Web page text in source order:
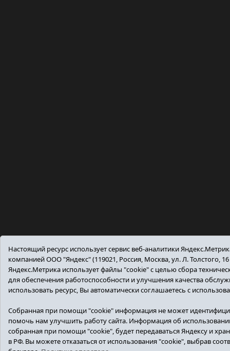
Настоящий ресурс использует сервис веб-аналитики
компанией ООО "Яндекс" (119021, Россия, Москва, ул. Л. Толстого,
Яндекс.Метрика использует файлы "cookie" с целью сбора
для обеспечения работоспособности и улучшения качества
использовать ресурс, Вы автоматически соглашаетесь с
Собранная при помощи "cookie" информация не может
помочь нам улучшить работу сайта. Информация об
собранная при помощи "cookie", будет передаваться Яндексу и
в РФ. Вы можете отказаться от использования "cookie", выбрав